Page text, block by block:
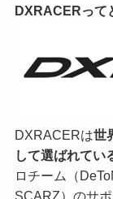
DXRACERって
DXRACERは世
して選ばれてい
ロチーム（
SCARZ）のサ